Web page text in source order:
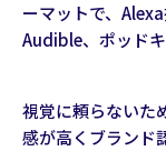
ーマットで、
Audible、ポッドキ
視覚に頼らないた
感が高くブランド